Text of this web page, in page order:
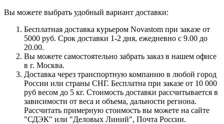
Вы можете выбрать удобный вариант доставки:
Бесплатная доставка курьером Novastom при заказе от
5000 руб. Срок доставки 1-2 дня, ежедневно с 9.00 до
20.00.
Вы можете самостоятельно забрать заказ в нашем офисе
в г. Москва.
Доставка через транспортную компанию в любой город
России или страны СНГ. Бесплатна при заказе от 10 000
руб весом до 5 кг. Стоимость доставки рассчитывается в
зависимости от веса и объема, дальности региона.
Рассчитать примерную стоимость вы можете на сайте
"СДЭК" или "Деловых Линий", Почта России.